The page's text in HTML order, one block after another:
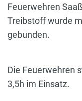
Feuerwehren
Treibstoff wurde
gebunden.
Die Feuerwehren
3,5h im Einsatz.